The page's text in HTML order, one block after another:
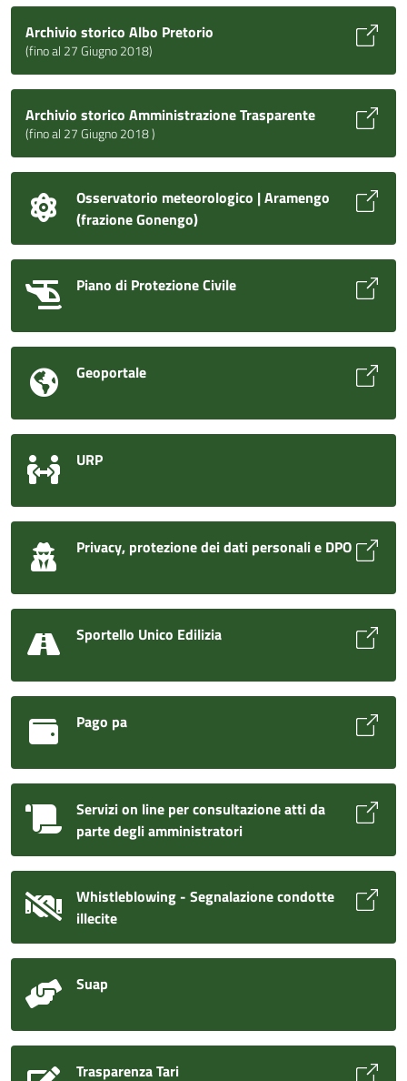
Archivio storico Albo Pretorio
(fino al 27 Giugno 2018)
Archivio storico Amministrazione Trasparente
(fino al 27 Giugno 2018 )
Osservatorio meteorologico | Aramengo
(frazione Gonengo)
Piano di Protezione Civile
Geoportale
URP
Privacy, protezione dei dati personali e DPO
Sportello Unico Edilizia
Pago pa
Servizi on line per consultazione atti da
parte degli amministratori
Whistleblowing - Segnalazione condotte
illecite
Suap
Trasparenza Tari